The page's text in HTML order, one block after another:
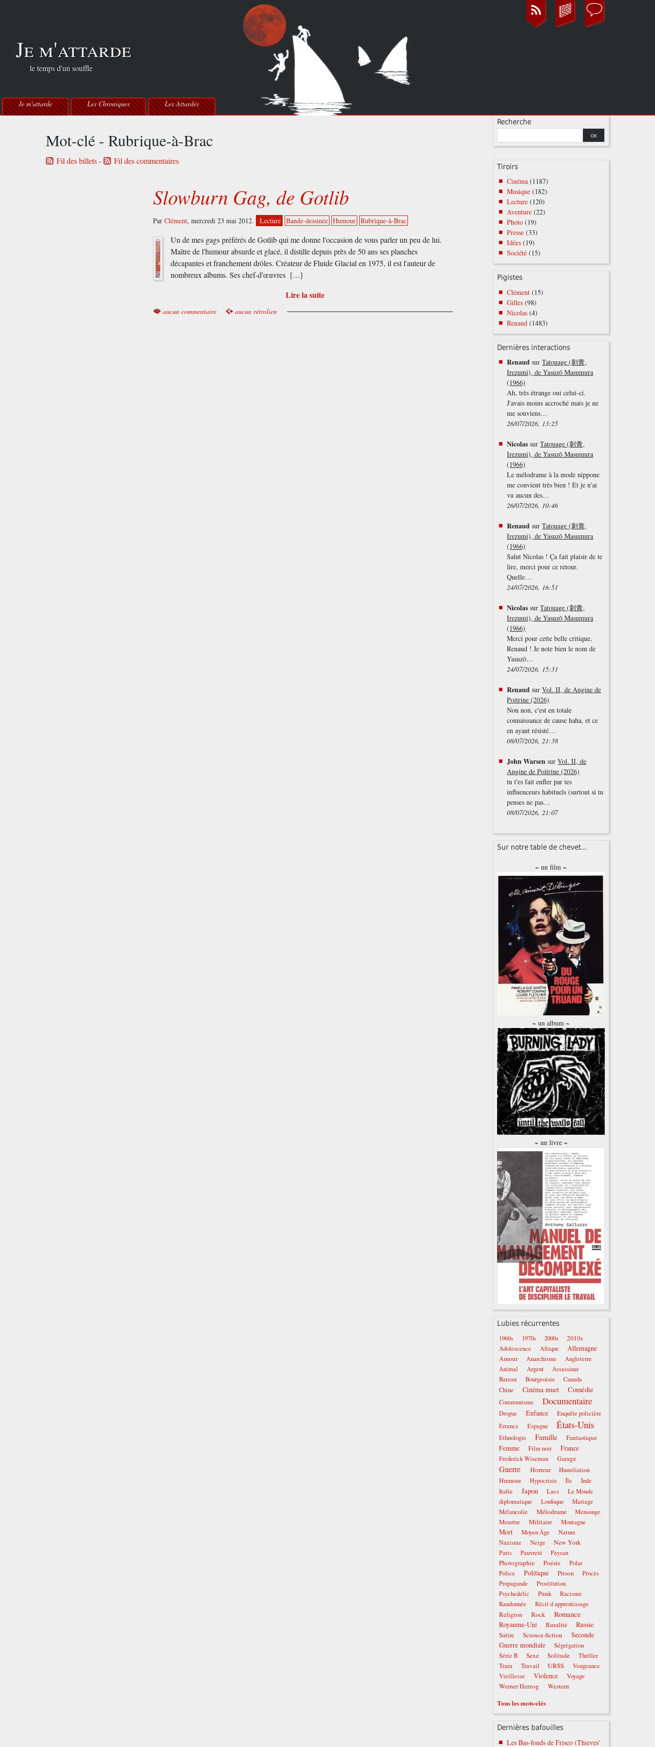
Je m'attarde
le temps d'un souffle
Je m'attarde Les Chroniques Les Attardés
Mot-clé - Rubrique-à-Brac
Fil des billets- Fil des commentaires
Slowburn Gag, de Gotlib
ParClément,mercredi 23 mai 2012. Lecture Bande-dessinée Humour Rubrique-à-Brac
Un de mes gags préférés de Gotlib qui me donne l'occasion de vous parler un peu de lui.
Maître de l'humour absurde et glacé, il distille depuis près de 50 ans ses planches
décapantes et franchement drôles. Créateur de Fluide Glacial en 1975, il est l'auteur de
nombreux albums. Ses chef-d'œuvres […]
Lire la suite
aucun commentaire aucun rétrolien
Recherche
Tiroirs
Cinéma (1187)
Musique (182)
Lecture (120)
Aventure (22)
Photo (19)
Presse (33)
Idées (19)
Société (15)
Pigistes
Clément (15)
Gilles (98)
Nicolas (4)
Renaud (1483)
Dernières interactions
Renaud surTatouage (刺青,
Irezumi), de Yasuzō Masumura
(1966)
Ah, très étrange oui celui-ci.
J'avais moins accroché mais je ne
me souviens…
26/07/2026, 13:25
Nicolas surTatouage (刺青,
Irezumi), de Yasuzō Masumura
(1966)
Le mélodrame à la mode nippone
me convient très bien ! Et je n'ai
vu aucun des…
26/07/2026, 10:46
Renaud surTatouage (刺青,
Irezumi), de Yasuzō Masumura
(1966)
Salut Nicolas ! Ça fait plaisir de te
lire, merci pour ce retour.
Quelle…
24/07/2026, 16:51
Nicolas surTatouage (刺青,
Irezumi), de Yasuzō Masumura
(1966)
Merci pour cette belle critique,
Renaud ! Je note bien le nom de
Yasuzō…
24/07/2026, 15:31
Renaud surVol. II, de Angine de
Poitrine (2026)
Non non, c'est en totale
connaissance de cause haha, et ce
en ayant résisté…
08/07/2026, 21:38
John Warsen surVol. II, de
Angine de Poitrine (2026)
tu t'es fait enfler par tes
influenceurs habituels (surtout si tu
penses ne pas…
08/07/2026, 21:07
Sur notre table de chevet...
~ un film ~
~ un album ~
~ un livre ~
Lubies récurrentes
1960s 1970s 2000s 2010s
Adolescence Afrique Allemagne
Amour Anarchisme
Angleterre
Animal
Argent
Assassinat
Bateau
Bourgeoisie
Canada
Chine
Cinéma muet Comédie
Communisme Documentaire
Drogue Enfance
Enquête policière
Errance
Espagne États-Unis
Ethnologie Famille Fantastique
Femme Film noir France
Frederick Wiseman Garage
Guerre Horreur Humiliation
Humour Hypocrisie Île Inde
Italie Japon Lacs
Le Monde
diplomatique
Loufoque
Mariage
Mélancolie
Mélodrame Mensonge
Meurtre Militaire Montagne
Mort Moyen Âge
Nature
Nazisme
Neige New York
Paris Pauvreté Paysan
Photographie Poésie
Polar
Police
Politique Prison
Procès
Propagande
Prostitution
Psychedelic
Punk
Racisme
Randonnée
Récit d apprentissage
Religion Rock Romance
Royaume-Uni Ruralité Russie
Satire Science-fiction
Seconde
Guerre mondiale
Ségrégation
Série B
Sexe Solitude
Thriller
Train
Travail URSS
Vengeance
Vieillesse
Violence Voyage
Werner Herzog Western
Tous les mots-clés
Dernières bafouilles
Les Bas-fonds de Frisco (Thieves'